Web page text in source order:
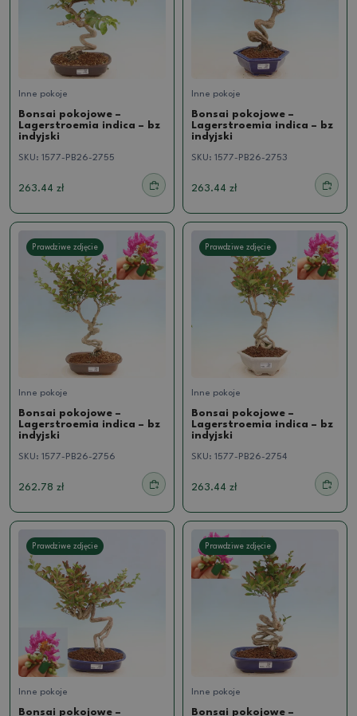
Inne pokoje
Bonsai pokojowe –
Lagerstroemia indica – bz
indyjski
SKU: 1577-PB26-2755
263.44 zł
Inne pokoje
Bonsai pokojowe –
Lagerstroemia indica – bz
indyjski
SKU: 1577-PB26-2753
263.44 zł
Prawdziwe zdjęcie
Inne pokoje
Bonsai pokojowe –
Lagerstroemia indica – bz
indyjski
SKU: 1577-PB26-2756
262.78 zł
Prawdziwe zdjęcie
Inne pokoje
Bonsai pokojowe –
Lagerstroemia indica – bz
indyjski
SKU: 1577-PB26-2754
263.44 zł
Prawdziwe zdjęcie
Inne pokoje
Bonsai pokojowe –
Prawdziwe zdjęcie
Inne pokoje
Bonsai pokojowe –